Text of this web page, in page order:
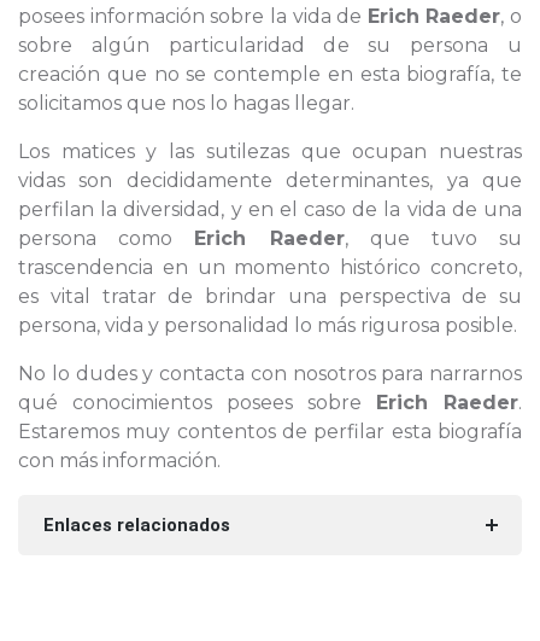
posees información sobre la vida de Erich Raeder, o
sobre algún particularidad de su persona u
creación que no se contemple en esta biografía, te
solicitamos que nos lo hagas llegar.
Los matices y las sutilezas que ocupan nuestras
vidas son decididamente determinantes, ya que
perfilan la diversidad, y en el caso de la vida de una
persona como Erich Raeder, que tuvo su
trascendencia en un momento histórico concreto,
es vital tratar de brindar una perspectiva de su
persona, vida y personalidad lo más rigurosa posible.
No lo dudes y contacta con nosotros para narrarnos
qué conocimientos posees sobre Erich Raeder.
Estaremos muy contentos de perfilar esta biografía
con más información.
Enlaces relacionados